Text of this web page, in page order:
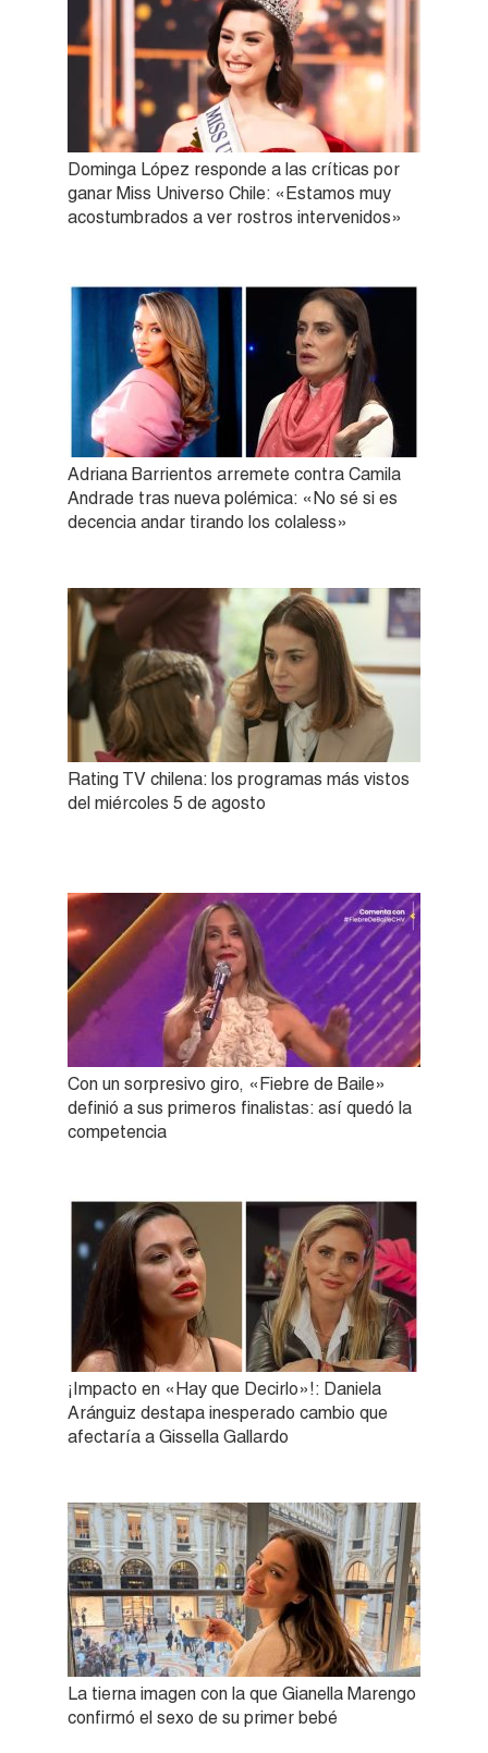
Dominga López responde a las críticas por
ganar Miss Universo Chile: «Estamos muy
acostumbrados a ver rostros intervenidos»
Adriana Barrientos arremete contra Camila
Andrade tras nueva polémica: «No sé si es
decencia andar tirando los colaless»
Rating TV chilena: los programas más vistos
del miércoles 5 de agosto
Con un sorpresivo giro, «Fiebre de Baile»
definió a sus primeros finalistas: así quedó la
competencia
¡Impacto en «Hay que Decirlo»!: Daniela
Aránguiz destapa inesperado cambio que
afectaría a Gissella Gallardo
La tierna imagen con la que Gianella Marengo
confirmó el sexo de su primer bebé